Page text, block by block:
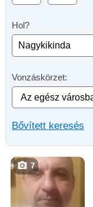
Hol?
Vonzáskörzet:
Bővített keresés
7